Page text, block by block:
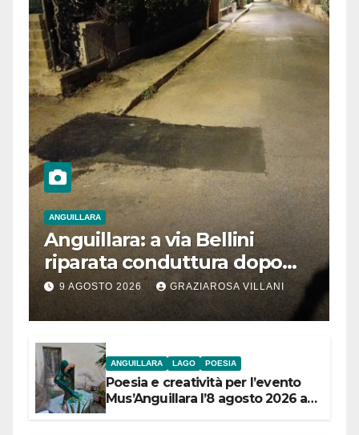
ANGUILLARA
Anguillara: a via Bellini
riparata conduttura dopo
segnalazione IdD
9 AGOSTO 2026 GRAZIAROSA VILLANI
ANGUILLARA LAGO POESIA
Poesia e creatività per l’evento
Mus’Anguillara l’8 agosto 2026 al